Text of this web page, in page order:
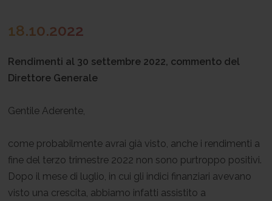
18.10.2022
Rendimenti al 30 settembre 2022, commento del
Direttore Generale
Gentile Aderente,
come probabilmente avrai già visto, anche i rendimenti a
fine del terzo trimestre 2022 non sono purtroppo positivi.
Dopo il mese di luglio, in cui gli indici finanziari avevano
visto una crescita, abbiamo infatti assistito a